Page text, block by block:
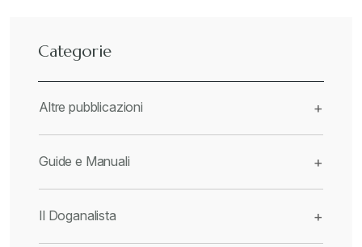
Categorie
Altre pubblicazioni +
Guide e Manuali +
Il Doganalista +